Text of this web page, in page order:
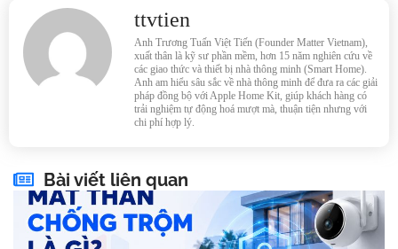
ttvtien
Anh Trương Tuấn Việt Tiến (Founder Matter Vietnam),
xuất thân là kỹ sư phần mềm, hơn 15 năm nghiên cứu về
các giao thức và thiết bị nhà thông minh (Smart Home).
Anh am hiểu sâu sắc về nhà thông minh để đưa ra các giải
pháp đồng bộ với Apple Home Kit, giúp khách hàng có
trải nghiệm tự động hoá mượt mà, thuận tiện nhưng với
chi phí hợp lý.
Bài viết liên quan